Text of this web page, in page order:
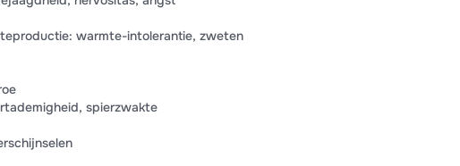
warmte-intolerantie, zweten
spierzwakte